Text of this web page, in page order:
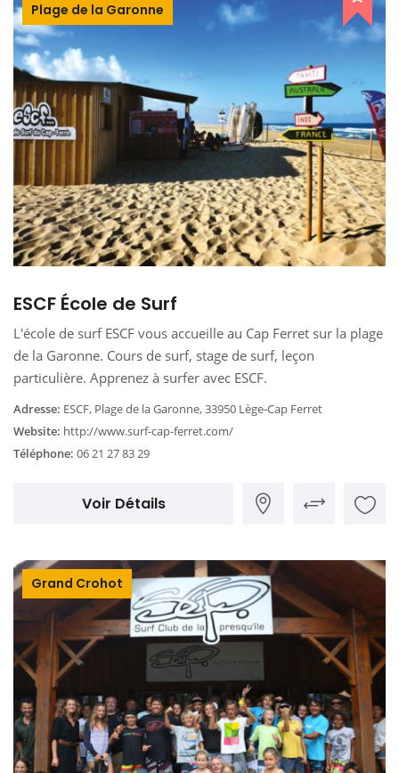
Plage de la Garonne
ESCF École de Surf
L'école de surf ESCF vous accueille au Cap Ferret sur la plage
de la Garonne. Cours de surf, stage de surf, leçon
particulière. Apprenez à surfer avec ESCF.
Adresse: ESCF, Plage de la Garonne, 33950 Lège-Cap Ferret
Website: http://www.surf-cap-ferret.com/
Téléphone: 06 21 27 83 29
Voir Détails
Grand Crohot